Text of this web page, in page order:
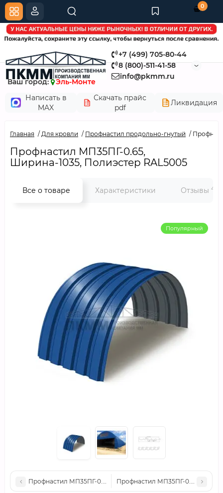
+7 (499) 705-80-44
8 (800)-511-41-58
info@pkmm.ru
Ваш город:
Эль-Монте
Написать в
MAX
Скачать прайс
pdf
Ликвидация
0
Главная Для кровли Профнастил продольно-гнутый
Профнастил МП35ПГ-0.65,
Ширина-1035, Полиэстер RAL5005
Все о товаре Характеристики Отзывы 4
Популярный
Профнастил МП35ПГ-0.5, Ширина-1035, Полиэстер RAL5005
Профнастил МП35ПГ-0.7,